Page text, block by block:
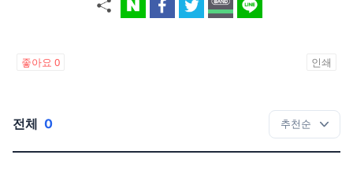
좋아요 0 인쇄
전체 0